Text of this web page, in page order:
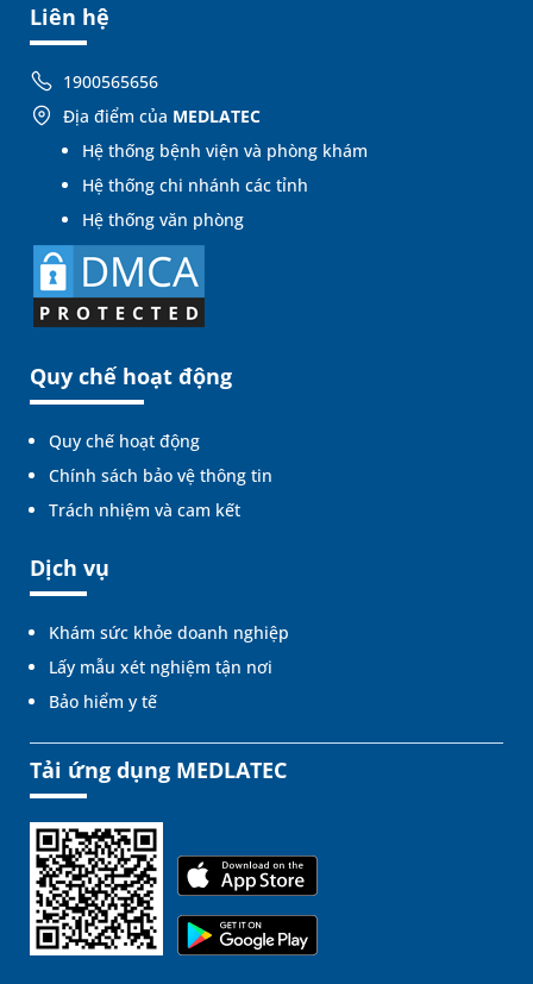
Liên hệ
1900565656
Địa điểm của MEDLATEC
Hệ thống bệnh viện và phòng khám
Hệ thống chi nhánh các tỉnh
Hệ thống văn phòng
Quy chế hoạt động
Quy chế hoạt động
Chính sách bảo vệ thông tin
Trách nhiệm và cam kết
Dịch vụ
Khám sức khỏe doanh nghiệp
Lấy mẫu xét nghiệm tận nơi
Bảo hiểm y tế
Tải ứng dụng MEDLATEC